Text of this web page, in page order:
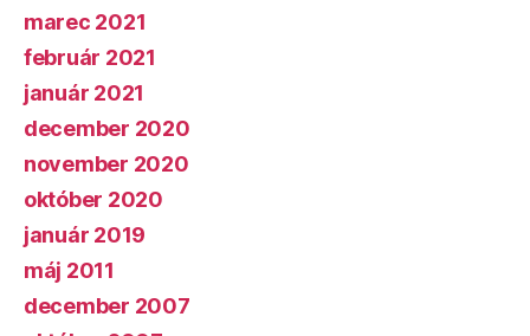
marec 2021
február 2021
január 2021
december 2020
november 2020
október 2020
január 2019
máj 2011
december 2007